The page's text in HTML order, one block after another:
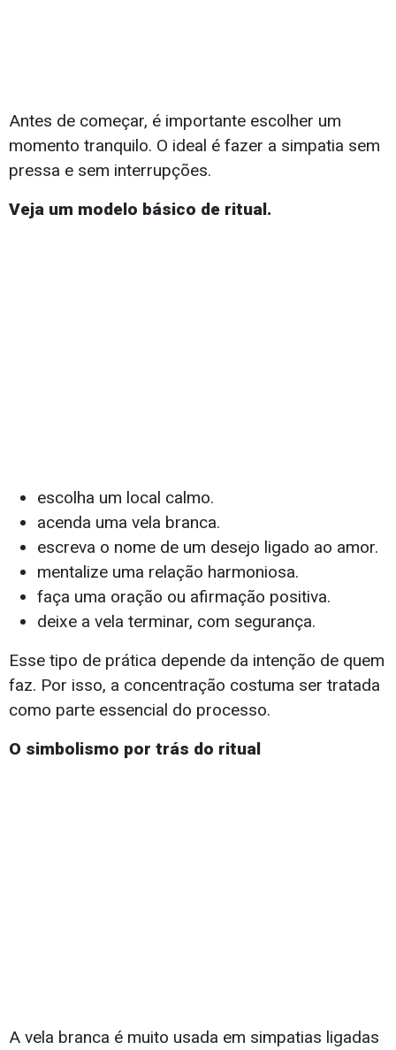
Antes de começar, é importante escolher um
momento tranquilo. O ideal é fazer a simpatia sem
pressa e sem interrupções.
Veja um modelo básico de ritual.
escolha um local calmo.
acenda uma vela branca.
escreva o nome de um desejo ligado ao amor.
mentalize uma relação harmoniosa.
faça uma oração ou afirmação positiva.
deixe a vela terminar, com segurança.
Esse tipo de prática depende da intenção de quem
faz. Por isso, a concentração costuma ser tratada
como parte essencial do processo.
O simbolismo por trás do ritual
A vela branca é muito usada em simpatias ligadas